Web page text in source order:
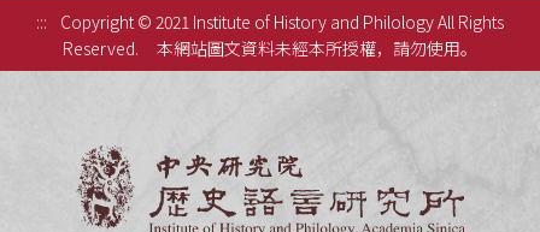
:::
Copyright © 2021 Institute of History and Philology All Rights
Reserved.
本網站圖文資料未經本所授權，請勿使用。